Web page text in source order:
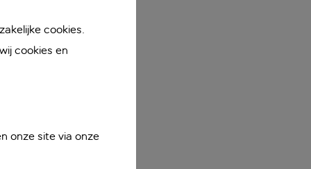
cookies.
cookies en
onze site via onze